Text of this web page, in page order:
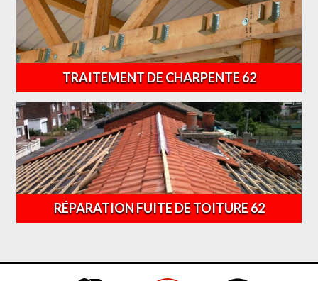
TRAITEMENT DE CHARPENTE 62
RÉPARATION FUITE DE TOITURE 62